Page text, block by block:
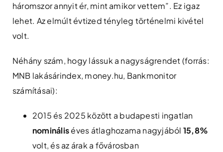
háromszor annyit ér, mint amikor vettem”. Ez igaz
lehet. Az elmúlt évtized tényleg történelmi kivétel
volt.
Néhány szám, hogy lássuk a nagyságrendet (forrás:
MNB lakásárindex, money.hu, Bankmonitor
számításai):
2015 és 2025 között a budapesti ingatlan
nomináliséves átlaghozama nagyjából 15,8%
volt, és az árak a fővárosban